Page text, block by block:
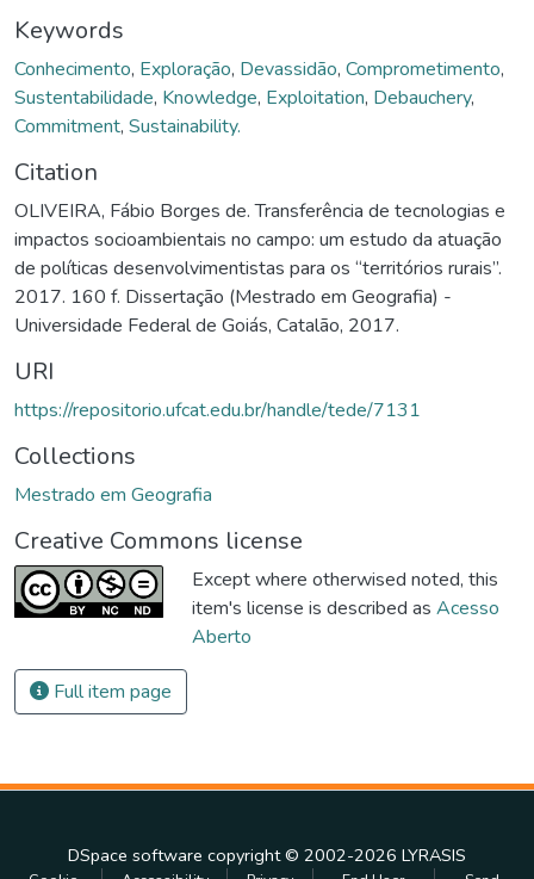
Keywords
Conhecimento, Exploração, Devassidão, Comprometimento,
Sustentabilidade, Knowledge, Exploitation, Debauchery,
Commitment, Sustainability.
Citation
OLIVEIRA, Fábio Borges de. Transferência de tecnologias e
impactos socioambientais no campo: um estudo da atuação
de políticas desenvolvimentistas para os “territórios rurais”.
2017. 160 f. Dissertação (Mestrado em Geografia) -
Universidade Federal de Goiás, Catalão, 2017.
URI
https://repositorio.ufcat.edu.br/handle/tede/7131
Collections
Mestrado em Geografia
Creative Commons license
Except where otherwised noted, this
item's license is described as Acesso
Aberto
Full item page
DSpace software copyright © 2002-2026 LYRASIS